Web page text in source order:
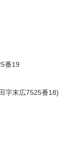
番19
字末広7525番18)